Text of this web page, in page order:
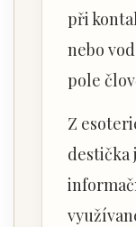
při
nebo
pole
Z
destička